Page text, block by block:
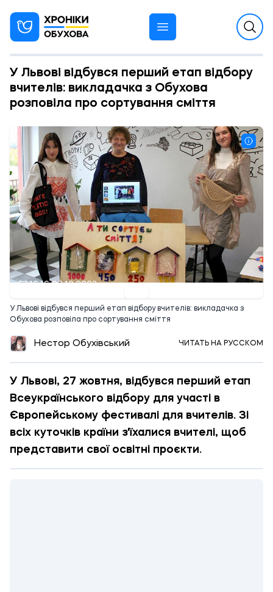
У Львові відбувся перший етап відбору
вчителів: викладачка з Обухова
розповіла про сортування сміття
16:16 28.10.2023
У Львові відбувся перший етап відбору вчителів: викладачка з
Обухова розповіла про сортування сміття
Нестор Обухівський ЧИТАТЬ НА РУССКОМ
У Львові, 27 жовтня, відбувся перший етап
Всеукраїнського відбору для участі в
Європейському фестивалі для вчителів. Зі
всіх куточків країни з'їхалися вчителі, щоб
представити свої освітні проєкти.